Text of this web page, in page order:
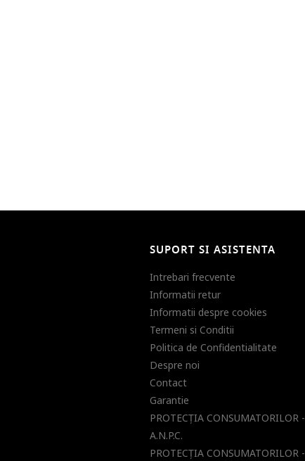
SUPORT SI ASISTENTA
Intrebari frecvente
Informatii retur
Informatii despre cookies
Termeni si Conditii
Politica de Confidentialitate
Despre noi
Contact
Garantie
PROTECŢIA CONSUMATORILOR -
A.N.P.C.
PROTECŢIA CONSUMATORILOR -